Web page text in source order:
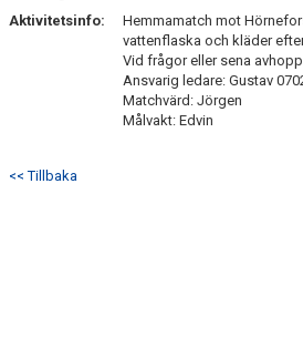
Aktivitetsinfo:
Hemmamatch mot
vattenflaska och kläder
Vid frågor eller sena
Ansvarig ledare: Gustav
Matchvärd: Jörgen
Målvakt: Edvin
<< Tillbaka